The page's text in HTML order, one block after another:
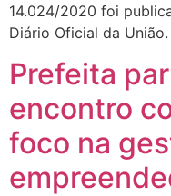
14.024/2020 foi
Diário Oficial da
Prefeita
encontro
foco na